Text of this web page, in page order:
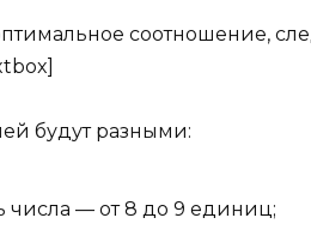
соотношение,
будут разными:
числа — от 8 до 9 единиц;